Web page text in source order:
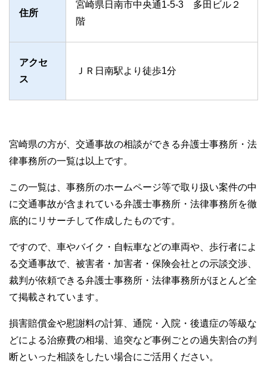
住所
宮崎県日南市中央通1-5-3 多田ビル２
階
アクセ
ス
ＪＲ日南駅より徒歩1分
宮崎県の方が、交通事故の相談ができる弁護士事務所・法
律事務所の一覧は以上です。
この一覧は、事務所のホームページ等で取り扱い案件の中
に交通事故が含まれている弁護士事務所・法律事務所を徹
底的にリサーチして作成したものです。
ですので、車やバイク・自転車などの車両や、歩行者によ
る交通事故で、被害者・加害者・保険会社との示談交渉、
裁判が依頼できる弁護士事務所・法律事務所がほとんど全
て掲載されています。
損害賠償金や慰謝料の計算、通院・入院・後遺症の等級な
どによる治療費の相場、追突など事例ごとの過失割合の判
断といった相談をしたい場合にご活用ください。